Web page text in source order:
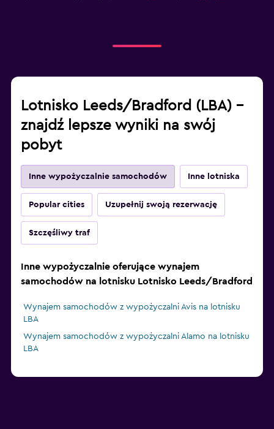
Lotnisko Leeds/Bradford (LBA) –
znajdź lepsze wyniki na swój
pobyt
Inne wypożyczalnie samochodów Inne lotniska
Popular cities Uzupełnij swoją rezerwację
Szczęśliwy traf
Inne wypożyczalnie oferujące wynajem
samochodów na lotnisku Lotnisko Leeds/Bradford
Wynajem samochodów z wypożyczalni Avis na lotnisku
LBA
Wynajem samochodów z wypożyczalni Alamo na lotnisku
LBA